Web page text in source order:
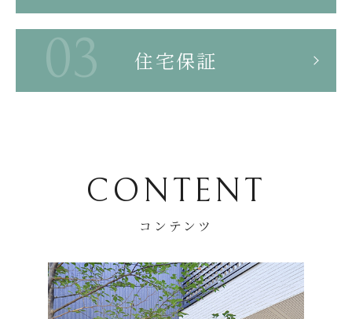
住宅保証
CONTENT
コンテンツ